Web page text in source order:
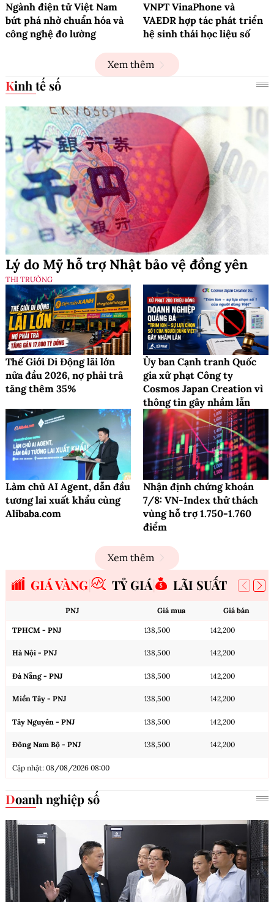
Ngành điện tử Việt Nam
bứt phá nhờ chuẩn hóa và
công nghệ đo lường
VNPT VinaPhone và
VAEDR hợp tác phát triển
hệ sinh thái học liệu số
Xem thêm
Kinh tế số
Lý do Mỹ hỗ trợ Nhật bảo vệ đồng yên
THỊ TRƯỜNG
Thế Giới Di Động lãi lớn
nửa đầu 2026, nợ phải trả
tăng thêm 35%
Ủy ban Cạnh tranh Quốc
gia xử phạt Công ty
Cosmos Japan Creation vì
thông tin gây nhầm lẫn
Làm chủ AI Agent, dẫn đầu
tương lai xuất khẩu cùng
Alibaba.com
Nhận định chứng khoán
7/8: VN-Index thử thách
vùng hỗ trợ 1.750-1.760
điểm
Xem thêm
GIÁ VÀNG TỶ GIÁ LÃI SUẤT
PNJ Giá mua Giá bán
TPHCM - PNJ 138,500 142,200
Hà Nội - PNJ 138,500 142,200
Đà Nẵng - PNJ 138,500 142,200
Miền Tây - PNJ 138,500 142,200
Tây Nguyên - PNJ 138,500 142,200
Đông Nam Bộ - PNJ 138,500 142,200
Cập nhật: 08/08/2026 08:00
Doanh nghiệp số